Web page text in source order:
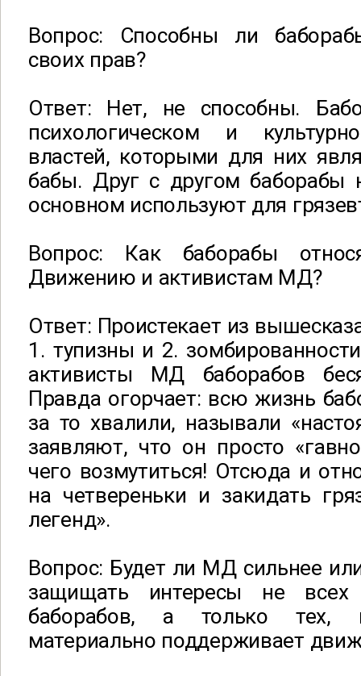
Вопрос: Способны ли
своих прав?
Ответ: Нет, не способны.
психологическом и
властей, которыми для них
бабы. Друг с другом баборабы
основном используют для
Вопрос: Как баборабы
Движению и активистам МД?
Ответ: Проистекает из
1. тупизны и 2.
активисты МД баборабов
Правда огорчает: всю жизнь
за то хвалили, называли
заявляют, что он просто
чего возмутиться! Отсюда и
на четвереньки и закидать
легенд».
Вопрос: Будет ли МД сильнее
защищать интересы не
баборабов, а только тех,
материально поддерживает